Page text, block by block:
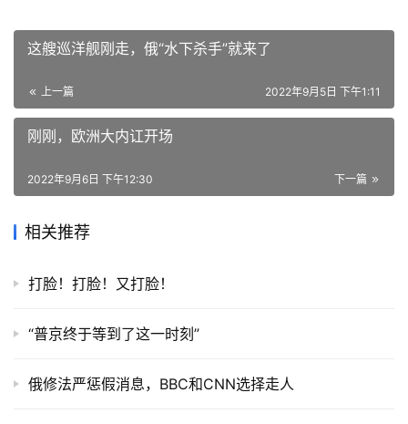
这艘巡洋舰刚走，俄“水下杀手”就来了
上一篇 2022年9月5日 下午1:11
刚刚，欧洲大内讧开场
下一篇
2022年9月6日 下午12:30
相关推荐
打脸！打脸！又打脸！
“普京终于等到了这一时刻”
俄修法严惩假消息，BBC和CNN选择走人